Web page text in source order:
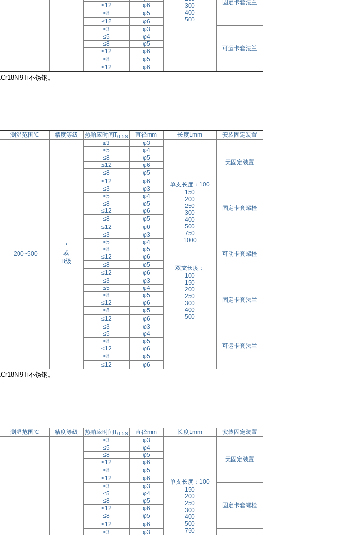
300
400
500
固定卡套法兰
≤12
φ6
≤8
φ5
≤12
φ6
≤3 φ3
可运卡套法兰
≤5
φ4
≤8
φ5
≤12
φ6
≤8
φ5
≤12 φ6
不锈钢。
测温范围℃ 精度等级 热响应时间T0.5S 直径mm 长度Lmm
安装固定装置
-200~500
*
或
B级
≤3 φ3
单支长度：100
150
200
250
300
400
500
750
1000
双支长度：
100
150
200
250
300
400
500
无固定装置
≤5
φ4
≤8
φ5
≤12
φ6
≤8
φ5
≤12
φ6
≤3 φ3
固定卡套螺栓
≤5
φ4
≤8
φ5
≤12
φ6
≤8
φ5
≤12
φ6
≤3 φ3
可动卡套螺栓
≤5
φ4
≤8
φ5
≤12
φ6
≤8
φ5
≤12
φ6
≤3 φ3
固定卡套法兰
≤5
φ4
≤8
φ5
≤12
φ6
≤8
φ5
≤12
φ6
≤3 φ3
可运卡套法兰
≤5
φ4
≤8
φ5
≤12
φ6
≤8
φ5
≤12 φ6
不锈钢。
测温范围℃ 精度等级 热响应时间T0.5S 直径mm 长度Lmm
安装固定装置
≤3 φ3
单支长度：100
150
200
250
300
400
500
750
无固定装置
≤5
φ4
≤8
φ5
≤12
φ6
≤8
φ5
≤12
φ6
≤3 φ3
固定卡套螺栓
≤5
φ4
≤8
φ5
≤12
φ6
≤8
φ5
≤12
φ6
≤3 φ3